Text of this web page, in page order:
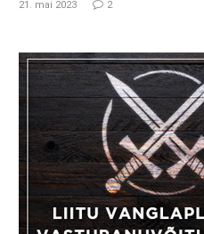
21. mai 2023 2